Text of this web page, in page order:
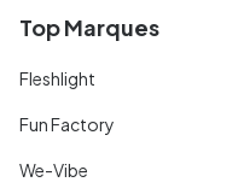
Top Marques
Fleshlight
Fun Factory
We-Vibe